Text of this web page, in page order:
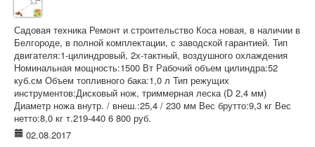
Садовая техника Ремонт и строительство Коса новая, в наличии в
Белгороде, в полной комплектации, с заводской гарантией. Тип
двигателя:1-цилиндровый, 2х-тактный, воздушного охлаждения
Номинальная мощность:1500 Вт Рабочий объем цилиндра:52
куб.см Объем топливного бака:1,0 л Тип режущих
инструментов:Дисковый нож, триммерная леска (D 2,4 мм)
Диаметр ножа внутр. / внеш.:25,4 / 230 мм Вес брутто:9,3 кг Вес
нетто:8,0 кг т.219-440 6 800 руб.
02.08.2017